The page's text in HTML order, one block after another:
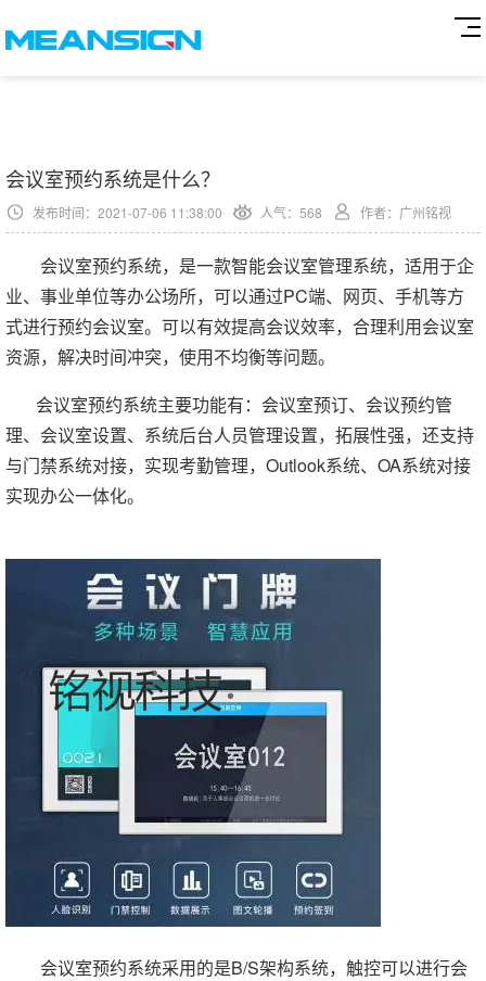
会议室预约系统是什么？
发布时间：2021-07-06 11:38:00 人气： 568 作者：广州铭视
会议室预约系统，是一款智能会议室管理系统，适用于企
业、事业单位等办公场所，可以通过PC端、网页、手机等方
式进行预约会议室。可以有效提高会议效率，合理利用会议室
资源，解决时间冲突，使用不均衡等问题。
会议室预约系统主要功能有：会议室预订、会议预约管
理、会议室设置、系统后台人员管理设置，拓展性强，还支持
与门禁系统对接，实现考勤管理，Outlook系统、OA系统对接
实现办公一体化。
会议室预约系统采用的是B/S架构系统，触控可以进行会